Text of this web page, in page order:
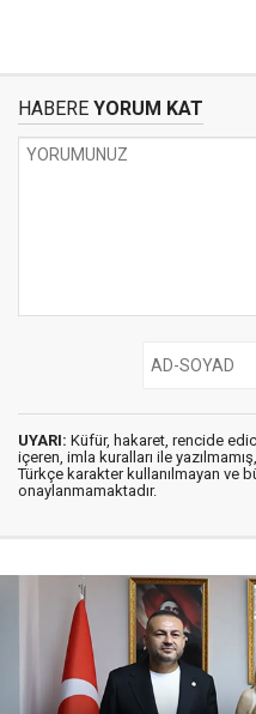
HABERE YORUM KAT
UYARI: Küfür, hakaret, rencide
içeren, imla kuralları ile yazılmamış,
Türkçe karakter kullanılmayan ve
onaylanmamaktadır.